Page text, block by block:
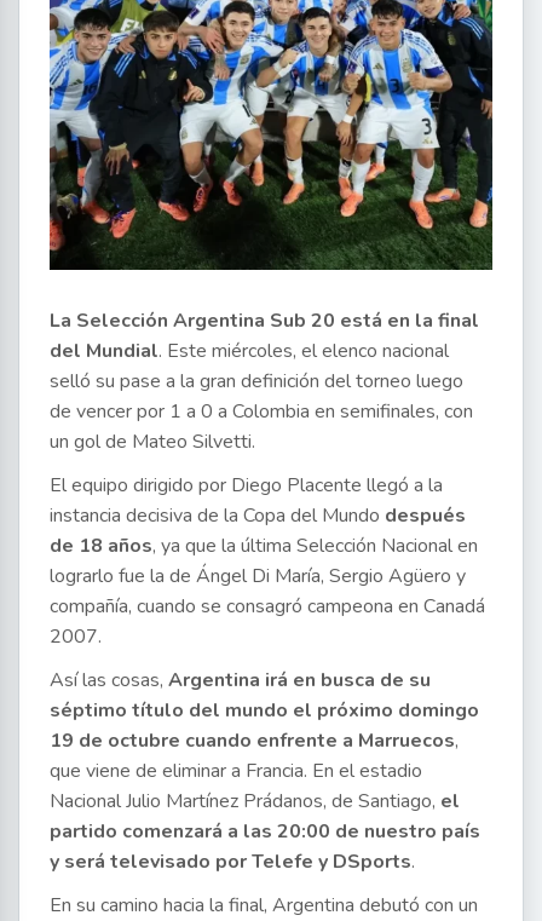
La Selección Argentina Sub 20 está en la final
del Mundial. Este miércoles, el elenco nacional
selló su pase a la gran definición del torneo luego
de vencer por 1 a 0 a Colombia en semifinales, con
un gol de Mateo Silvetti.
El equipo dirigido por Diego Placente llegó a la
instancia decisiva de la Copa del Mundo después
de 18 años, ya que la última Selección Nacional en
lograrlo fue la de Ángel Di María, Sergio Agüero y
compañía, cuando se consagró campeona en Canadá
2007.
Así las cosas, Argentina irá en busca de su
séptimo título del mundo el próximo domingo
19 de octubre cuando enfrente a Marruecos,
que viene de eliminar a Francia. En el estadio
Nacional Julio Martínez Prádanos, de Santiago, el
partido comenzará a las 20:00 de nuestro país
y será televisado por Telefe y DSports.
En su camino hacia la final, Argentina debutó con un